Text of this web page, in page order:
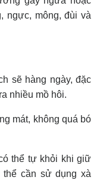
ngực, mông, đùi và
sẽ hàng ngày, đặc
nhiều mồ hôi.
mát, không quá bó
thể tự khỏi khi giữ
cần sử dụng xà